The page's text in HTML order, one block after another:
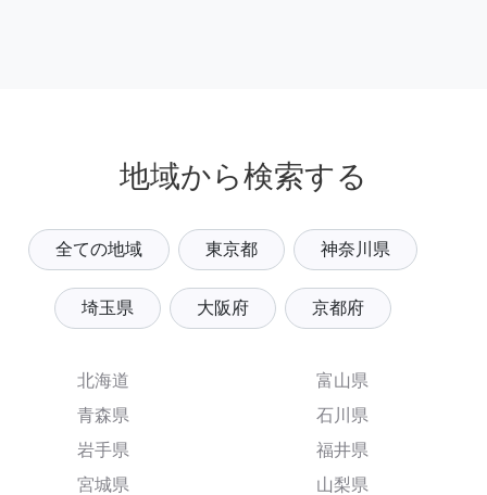
地域から検索する
全ての地域 東京都 神奈川県
埼玉県 大阪府 京都府
北海道
青森県
岩手県
宮城県
富山県
石川県
福井県
山梨県